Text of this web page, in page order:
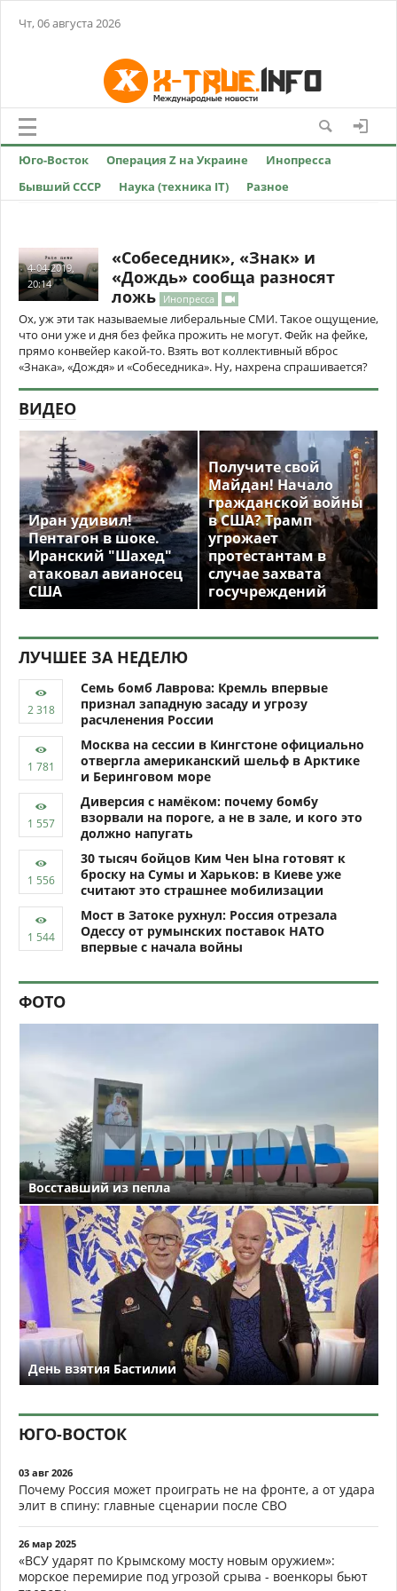
Чт, 06 августа 2026
Юго-Восток Операция Z на Украине
Инопресса
Бывший СССР
Наука (техника IT) Разное
4-04-2019,
20:14
«Собеседник», «Знак» и
«Дождь» сообща разносят
ложь Инопресса
Ох, уж эти так называемые либеральные СМИ. Такое ощущение,
что они уже и дня без фейка прожить не могут. Фейк на фейке,
прямо конвейер какой-то. Взять вот коллективный вброс
«Знака», «Дождя» и «Собеседника». Ну, нахрена спрашивается?
ВИДЕО
Иран удивил!
Пентагон в шоке.
Иранский "Шахед"
атаковал авианосец
США
Получите свой
Майдан! Начало
гражданской войны
в США? Трамп
угрожает
протестантам в
случае захвата
госучреждений
ЛУЧШЕЕ ЗА НЕДЕЛЮ
Семь бомб Лаврова: Кремль впервые
признал западную засаду и угрозу
расчленения России
Москва на сессии в Кингстоне официально
отвергла американский шельф в Арктике
и Беринговом море
Диверсия с намёком: почему бомбу
взорвали на пороге, а не в зале, и кого это
должно напугать
30 тысяч бойцов Ким Чен Ына готовят к
броску на Сумы и Харьков: в Киеве уже
считают это страшнее мобилизации
Мост в Затоке рухнул: Россия отрезала
Одессу от румынских поставок НАТО
впервые с начала войны
ФОТО
Восставший из пепла
День взятия Бастилии
ЮГО-ВОСТОК
03 авг 2026
Почему Россия может проиграть не на фронте, а от удара
элит в спину: главные сценарии после СВО
26 мар 2025
«ВСУ ударят по Крымскому мосту новым оружием»:
морское перемирие под угрозой срыва - военкоры бьют